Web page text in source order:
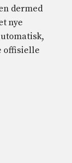
dermed
nye
offisielle